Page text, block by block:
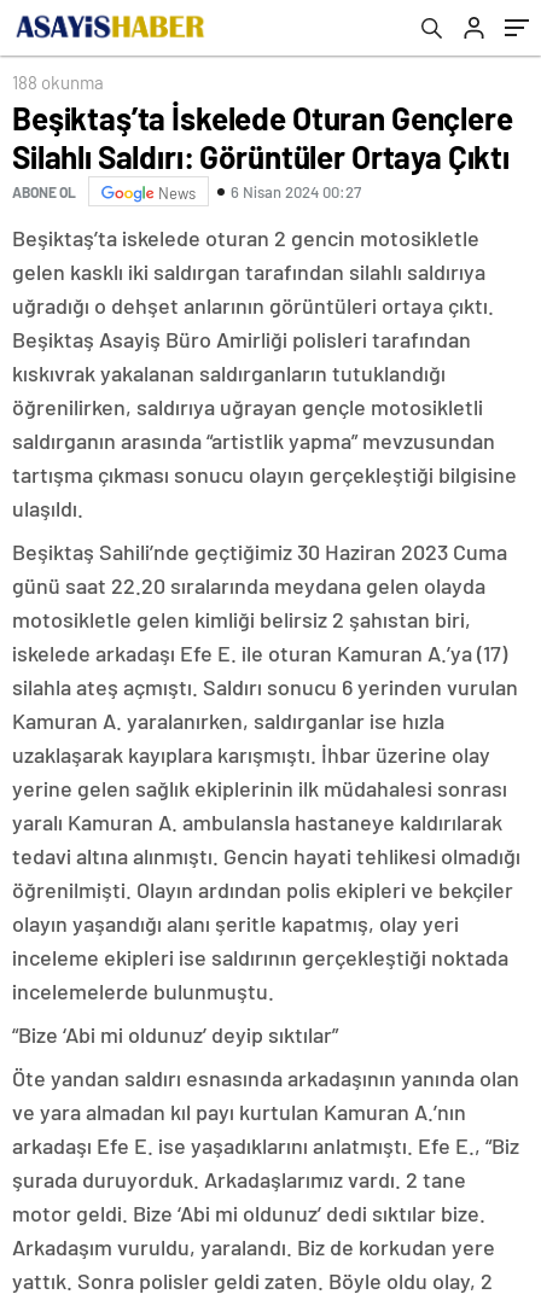
188 okunma
Beşiktaş’ta İskelede Oturan Gençlere
Silahlı Saldırı: Görüntüler Ortaya Çıktı
ABONE OL News 6 Nisan 2024 00:27
Beşiktaş’ta iskelede oturan 2 gencin motosikletle
gelen kasklı iki saldırgan tarafından silahlı saldırıya
uğradığı o dehşet anlarının görüntüleri ortaya çıktı.
Beşiktaş Asayiş Büro Amirliği polisleri tarafından
kıskıvrak yakalanan saldırganların tutuklandığı
öğrenilirken, saldırıya uğrayan gençle motosikletli
saldırganın arasında “artistlik yapma” mevzusundan
tartışma çıkması sonucu olayın gerçekleştiği bilgisine
ulaşıldı.
Beşiktaş Sahili’nde geçtiğimiz 30 Haziran 2023 Cuma
günü saat 22.20 sıralarında meydana gelen olayda
motosikletle gelen kimliği belirsiz 2 şahıstan biri,
iskelede arkadaşı Efe E. ile oturan Kamuran A.’ya (17)
silahla ateş açmıştı. Saldırı sonucu 6 yerinden vurulan
Kamuran A. yaralanırken, saldırganlar ise hızla
uzaklaşarak kayıplara karışmıştı. İhbar üzerine olay
yerine gelen sağlık ekiplerinin ilk müdahalesi sonrası
yaralı Kamuran A. ambulansla hastaneye kaldırılarak
tedavi altına alınmıştı. Gencin hayati tehlikesi olmadığı
öğrenilmişti. Olayın ardından polis ekipleri ve bekçiler
olayın yaşandığı alanı şeritle kapatmış, olay yeri
inceleme ekipleri ise saldırının gerçekleştiği noktada
incelemelerde bulunmuştu.
“Bize ‘Abi mi oldunuz’ deyip sıktılar”
Öte yandan saldırı esnasında arkadaşının yanında olan
ve yara almadan kıl payı kurtulan Kamuran A.’nın
arkadaşı Efe E. ise yaşadıklarını anlatmıştı. Efe E., “Biz
şurada duruyorduk. Arkadaşlarımız vardı. 2 tane
motor geldi. Bize ‘Abi mi oldunuz’ dedi sıktılar bize.
Arkadaşım vuruldu, yaralandı. Biz de korkudan yere
yattık. Sonra polisler geldi zaten. Böyle oldu olay, 2